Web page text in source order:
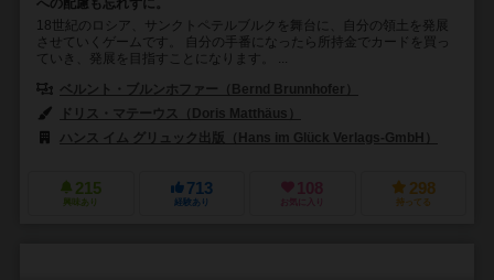
への配慮も忘れずに。
18世紀のロシア、サンクトペテルブルクを舞台に、自分の領土を発展
させていくゲームです。 自分の手番になったら所持金でカードを買っ
ていき、発展を目指すことになります。 ...
ベルント・ブルンホファー（Bernd Brunnhofer）
ドリス・マテーウス（Doris Matthäus）
ハンス イム グリュック出版（Hans im Glück Verlags-GmbH）
215
興味あり
713
経験あり
108
お気に入り
298
持ってる